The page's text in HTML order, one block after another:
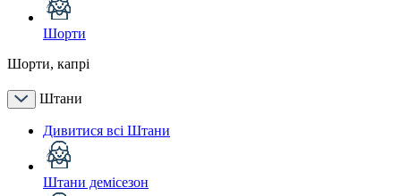
Шорти
Шорти, капрі
Штани
Дивитися всі Штани
Штани демісезон